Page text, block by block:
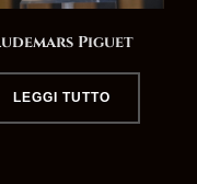
Piguet
LEGGI TUTTO